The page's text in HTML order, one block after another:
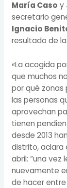
María Caso y
secretario
Ignacio
resultado de
«La acogida
que muchos
por qué zonas
las personas
aprovechan
tienen
desde 2013
distrito, aclara
abril: “una vez
nuevamente
de hacer